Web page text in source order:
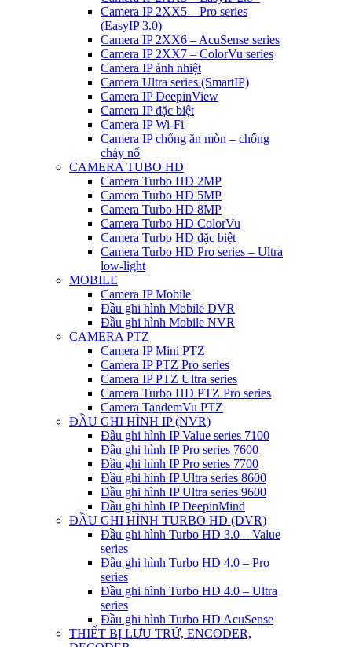
Camera IP 2XX5 – Pro series
(EasyIP 3.0)
Camera IP 2XX6 – AcuSense series
Camera IP 2XX7 – ColorVu series
Camera IP ảnh nhiệt
Camera Ultra series (SmartIP)
Camera IP DeepinView
Camera IP đặc biệt
Camera IP Wi-Fi
Camera IP chống ăn mòn – chống
cháy nổ
CAMERA TUBO HD
Camera Turbo HD 2MP
Camera Turbo HD 5MP
Camera Turbo HD 8MP
Camera Turbo HD ColorVu
Camera Turbo HD đặc biệt
Camera Turbo HD Pro series – Ultra
low-light
MOBILE
Camera IP Mobile
Đầu ghi hình Mobile DVR
Đầu ghi hình Mobile NVR
CAMERA PTZ
Camera IP Mini PTZ
Camera IP PTZ Pro series
Camera IP PTZ Ultra series
Camera Turbo HD PTZ Pro series
Camera TandemVu PTZ
ĐẦU GHI HÌNH IP (NVR)
Đầu ghi hình IP Value series 7100
Đầu ghi hình IP Pro series 7600
Đầu ghi hình IP Pro series 7700
Đầu ghi hình IP Ultra series 8600
Đầu ghi hình IP Ultra series 9600
Đầu ghi hình IP DeepinMind
ĐẦU GHI HÌNH TURBO HD (DVR)
Đầu ghi hình Turbo HD 3.0 – Value
series
Đầu ghi hình Turbo HD 4.0 – Pro
series
Đầu ghi hình Turbo HD 4.0 – Ultra
series
Đầu ghi hình Turbo HD AcuSense
THIẾT BỊ LƯU TRỮ, ENCODER,